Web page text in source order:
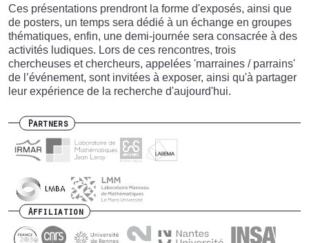
Ces présentations prendront la forme d'exposés, ainsi que
de posters, un temps sera dédié à un échange en groupes
thématiques, enfin, une demi-journée sera consacrée à des
activités ludiques. Lors de ces rencontres, trois
chercheuses et chercheurs, appelées 'marraines / parrains'
de l’événement, sont invitées à exposer, ainsi qu'à partager
leur expérience de la recherche d'aujourd'hui.
Partners
Affiliation